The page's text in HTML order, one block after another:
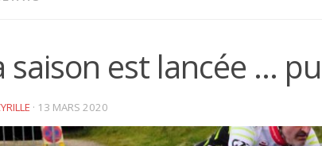
saison est lancée …
· 13 MARS 2020